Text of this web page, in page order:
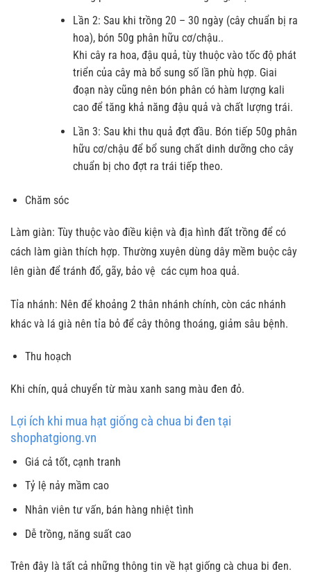
Lần 2: Sau khi trồng 20 – 30 ngày (cây chuẩn bị ra
hoa), bón 50g phân hữu cơ/chậu..
Khi cây ra hoa, đậu quả, tùy thuộc vào tốc độ phát
triển của cây mà bổ sung số lần phù hợp. Giai
đoạn này cũng nên bón phân có hàm lượng kali
cao để tăng khả năng đậu quả và chất lượng trái.
Lần 3: Sau khi thu quả đợt đầu. Bón tiếp 50g phân
hữu cơ/chậu để bổ sung chất dinh dưỡng cho cây
chuẩn bị cho đợt ra trái tiếp theo.
Chăm sóc
Làm giàn: Tùy thuộc vào điều kiện và địa hình đất trồng để có
cách làm giàn thích hợp. Thường xuyên dùng dây mềm buộc cây
lên giàn để tránh đổ, gãy, bảo vệ các cụm hoa quả.
Tỉa nhánh: Nên để khoảng 2 thân nhánh chính, còn các nhánh
khác và lá già nên tỉa bỏ để cây thông thoáng, giảm sâu bệnh.
Thu hoạch
Khi chín, quả chuyển từ màu xanh sang màu đen đỏ.
Lợi ích khi mua hạt giống cà chua bi đen tại
shophatgiong.vn
Giá cả tốt, cạnh tranh
Tỷ lệ nảy mầm cao
Nhân viên tư vấn, bán hàng nhiệt tình
Dễ trồng, năng suất cao
Trên đây là tất cả những thông tin về hạt giống cà chua bi đen.